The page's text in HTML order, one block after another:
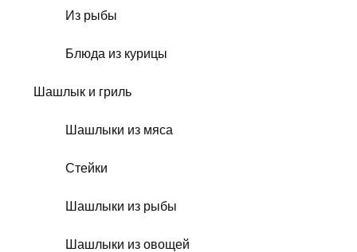
Из рыбы
Блюда из курицы
Шашлык и гриль
Шашлыки из мяса
Стейки
Шашлыки из рыбы
Шашлыки из овощей